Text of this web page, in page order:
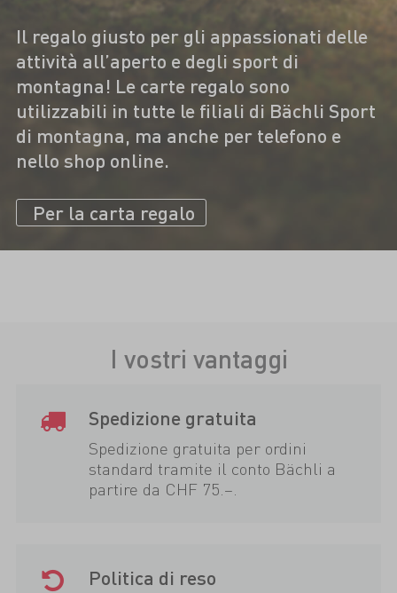
Il regalo giusto per gli appassionati delle
attività all’aperto e degli sport di
montagna! Le carte regalo sono
utilizzabili in tutte le filiali di Bächli Sport
di montagna, ma anche per telefono e
nello shop online.
Per la carta regalo
I vostri vantaggi
Spedizione gratuita
Spedizione gratuita per ordini
standard tramite il conto Bächli a
partire da CHF 75.–.
Politica di reso